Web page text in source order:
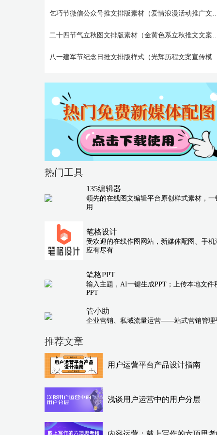
乞巧节微信公众号推文排版素材
二十四节气立秋图文排版素材（金
八一建军节纪念日推文排版样式
热门工具
135编辑器
领先的在线图文编辑平台原创样式素材，一
用
笔格设计
受欢迎的在线作图网站，新媒体配图、手机
应有尽有
笔格PPT
输入主题，AI一键生成PPT；上传本地文件
PPT
管小助
企业营销、私域流量运营——站式营销管理
推荐文章
用户运营平台产品设计指南
浅谈用户运营中的用户分层